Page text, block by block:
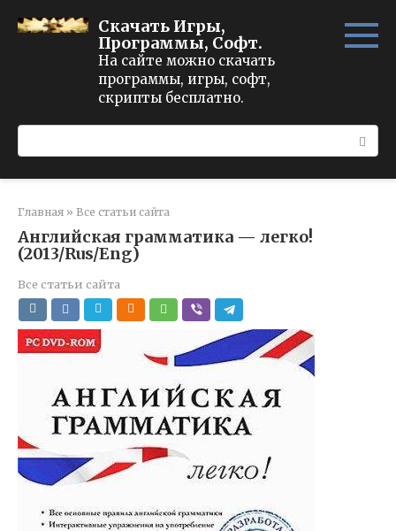
Скачать Игры,
Программы, Софт.
На сайте можно скачать
программы, игры, софт,
скрипты бесплатно.
Главная » Все статьи сайта
Английская грамматика — легко!
(2013/Rus/Eng)
Все статьи сайта